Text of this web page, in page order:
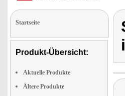
Startseite
Produkt-Übersicht:
Aktuelle Produkte
Ältere Produkte